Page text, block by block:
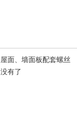
屋面、墙面板配套螺丝
没有了